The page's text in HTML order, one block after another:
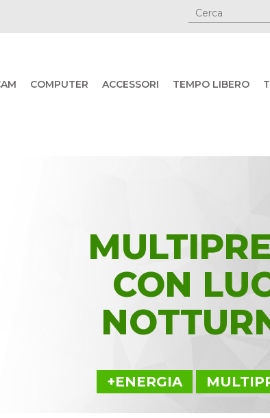
COMPUTER ACCESSORI TEMPO LIBERO
CON
+ENERGIA